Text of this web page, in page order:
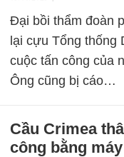
Đại bồi thẩm đoàn
lại cựu Tổng thống
cuộc tấn công của
Ông cũng bị cáo…
Cầu Crimea
công bằng